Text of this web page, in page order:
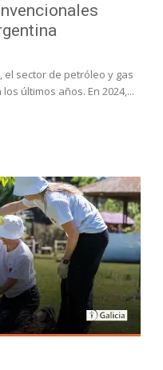
el sector de petróleo y gas
últimos años. En 2024,...